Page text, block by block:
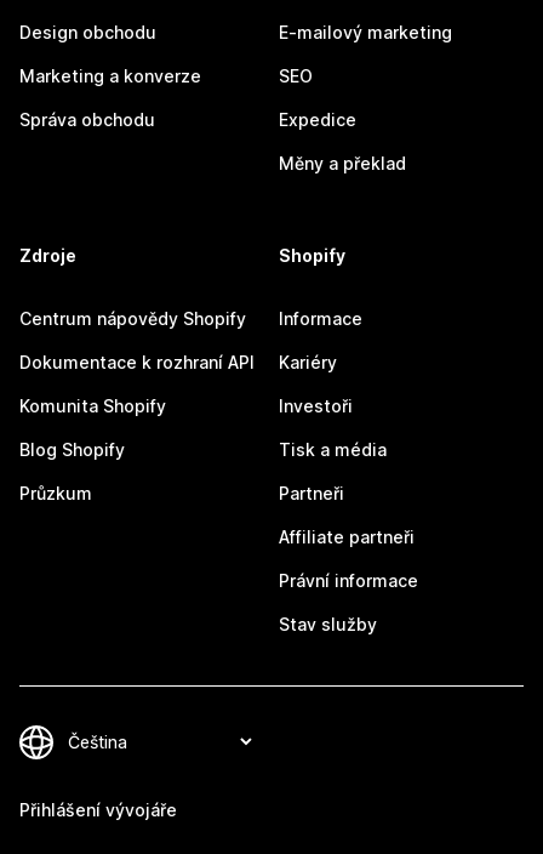
Design obchodu
Marketing a konverze
Správa obchodu
E-mailový marketing
SEO
Expedice
Měny a překlad
Zdroje
Centrum nápovědy Shopify
Dokumentace k rozhraní API
Komunita Shopify
Blog Shopify
Průzkum
Shopify
Informace
Kariéry
Investoři
Tisk a média
Partneři
Affiliate partneři
Právní informace
Stav služby
Přihlášení vývojáře